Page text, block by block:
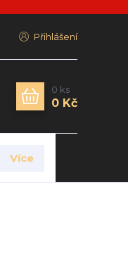
Přihlášení
0 ks
0 Kč
Více